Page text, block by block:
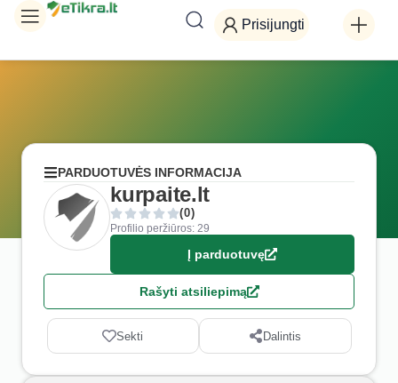
Prisijungti
PARDUOTUVĖS INFORMACIJA
kurpaite.lt
(0)
Profilio peržiūros: 29
Į parduotuvę
Rašyti atsiliepimą
Sekti Dalintis